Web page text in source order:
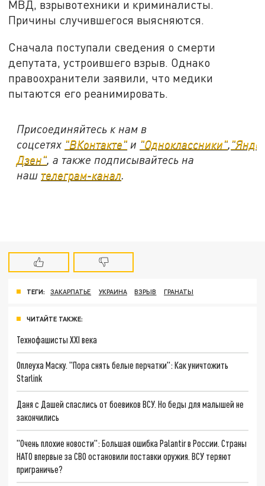
МВД, взрывотехники и криминалисты.
Причины случившегося выясняются.
Сначала поступали сведения о смерти
депутата, устроившего взрыв. Однако
правоохранители заявили, что медики
пытаются его реанимировать.
Присоединяйтесь к нам в
соцсетях "ВКонтакте" и "Одноклассники",
Дзен", а также подписывайтесь на
наш телеграм-канал.
ТЕГИ: ЗАКАРПАТЬЕ УКРАИНА ВЗРЫВ ГРАНАТЫ
ЧИТАЙТЕ ТАКЖЕ:
Технофашисты XXI века
Оплеуха Маску. "Пора снять белые перчатки": Как уничтожить
Starlink
Даня с Дашей спаслись от боевиков ВСУ. Но беды для малышей не
закончились
"Очень плохие новости": Большая ошибка Palantir в России. Страны
НАТО впервые за СВО остановили поставки оружия. ВСУ теряют
приграничье?